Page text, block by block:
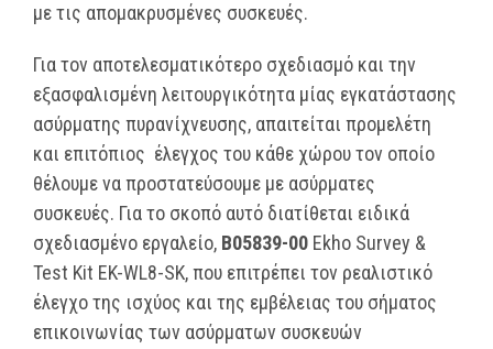
με τις απομακρυσμένες συσκευές.
Για τον αποτελεσματικότερο σχεδιασμό και την
εξασφαλισμένη λειτουργικότητα μίας εγκατάστασης
ασύρματης πυρανίχνευσης, απαιτείται προμελέτη
και επιτόπιος έλεγχος του κάθε χώρου τον οποίο
θέλουμε να προστατεύσουμε με ασύρματες
συσκευές. Για το σκοπό αυτό διατίθεται ειδικά
σχεδιασμένο εργαλείο, B05839-00 Ekho Survey &
Test Kit EK-WL8-SK, που επιτρέπει τον ρεαλιστικό
έλεγχο της ισχύος και της εμβέλειας του σήματος
επικοινωνίας των ασύρματων συσκευών